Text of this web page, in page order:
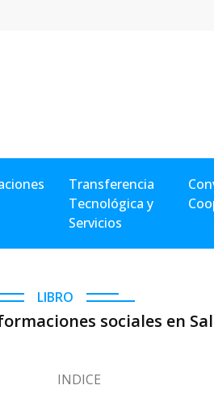
Transferencia
Tecnológica y
Servicios
LIBRO
sociales en
INDICE